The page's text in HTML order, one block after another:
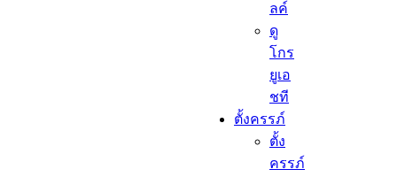
ลค์
ดู
โกร
ยูเอ
ชที
ตั้งครรภ์​
ตั้ง
ครรภ์​